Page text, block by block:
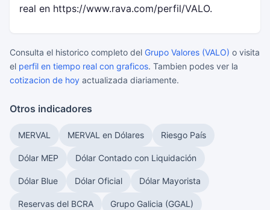
real en https://www.rava.com/perfil/VALO.
Consulta el historico completo del Grupo Valores (VALO) o visita
el perfil en tiempo real con graficos. Tambien podes ver la
cotizacion de hoy actualizada diariamente.
Otros indicadores
MERVAL MERVAL en Dólares Riesgo País
Dólar MEP Dólar Contado con Liquidación
Dólar Blue Dólar Oficial Dólar Mayorista
Reservas del BCRA Grupo Galicia (GGAL)